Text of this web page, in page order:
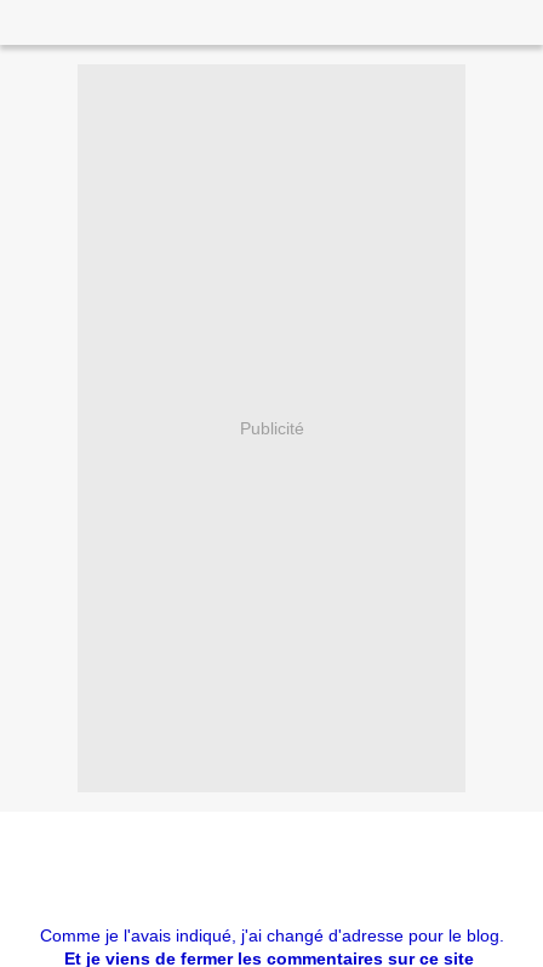
Publicité
Comme je l'avais indiqué, j'ai changé d'adresse pour le blog.
Et je viens de fermer les commentaires sur ce site